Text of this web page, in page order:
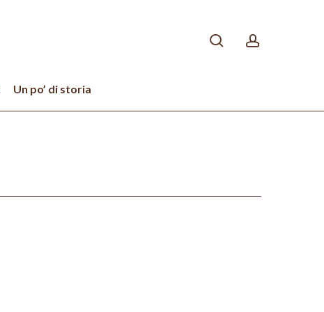
Un po’ di storia
search